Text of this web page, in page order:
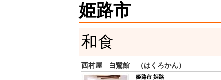
姫路市
和食
西村屋 白鷺館 （はくろかん）
姫路市 姫路